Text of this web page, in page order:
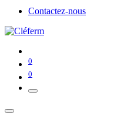
Contactez-nous
0
0